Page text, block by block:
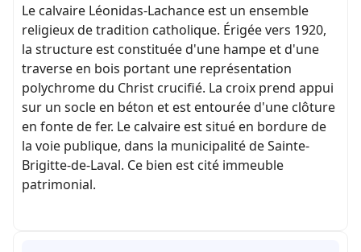
Le calvaire Léonidas-Lachance est un ensemble
religieux de tradition catholique. Érigée vers 1920,
la structure est constituée d'une hampe et d'une
traverse en bois portant une représentation
polychrome du Christ crucifié. La croix prend appui
sur un socle en béton et est entourée d'une clôture
en fonte de fer. Le calvaire est situé en bordure de
la voie publique, dans la municipalité de Sainte-
Brigitte-de-Laval. Ce bien est cité immeuble
patrimonial.